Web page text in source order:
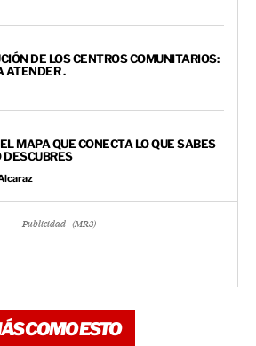
DE LOS CENTROS COMUNITARIOS:
ATENDER .
MAPA QUE CONECTA LO QUE SABES
DESCUBRES
- Publicidad - (MR3)
COMO ESTO